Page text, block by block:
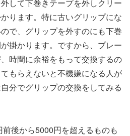
して下巻きテープを外しクリー
ります。特に古いグリップにな
で、グリップを外すのにも下巻
掛かります。ですから、プレー
時間に余裕をもって交換するの
もらえないと不機嫌になる人が
分でグリップの交換をしてみる
後から5000円を超えるものも